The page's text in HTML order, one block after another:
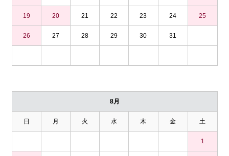
19 20 21 22 23 24 25
26 27 28 29 30 31
8月
日 月 火 水 木 金 土
1